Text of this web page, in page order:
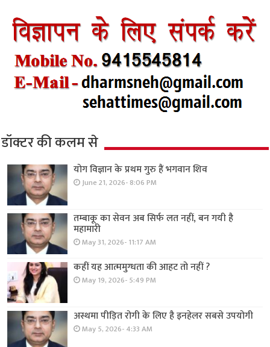
डॉक्टर की कलम से
योग विज्ञान के प्रथम गुरु हैं भगवान शिव
June 21, 2026- 8:06 PM
तम्बाकू का सेवन अब सिर्फ लत नहीं, बन गयी है
महामारी
May 31, 2026- 11:17 AM
कहीं यह आत्ममुग्धता की आहट तो नहीं ?
May 19, 2026- 5:49 PM
अस्थमा पीड़ित रोगी के लिए है इनहेलर सबसे उपयोगी
May 5, 2026- 4:33 AM